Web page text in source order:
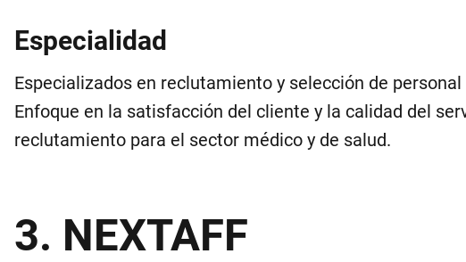
Especialidad
Especializados en reclutamiento y selección de
Enfoque en la satisfacción del cliente y la calidad del
reclutamiento para el sector médico y de salud.
3. NEXTAFF